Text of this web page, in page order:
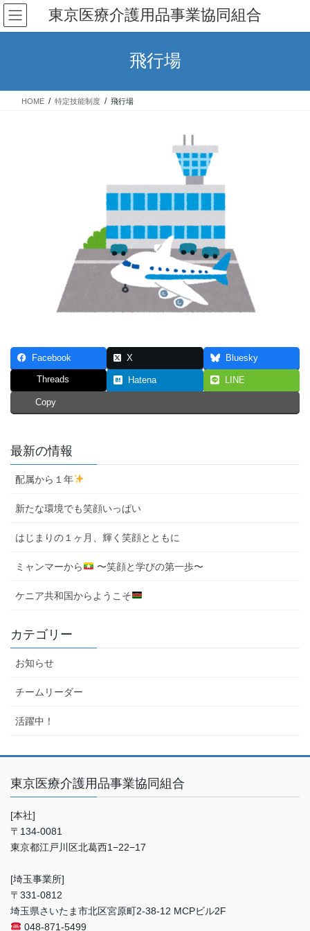
コ
ン
テ
ス
ナ
ビ
ゲ
ン
東京医療介護用品事業協同組合
飛行場
HOME 特定技能制度 飛行場
Facebook X Bluesky
Threads Hatena LINE
Copy
最新の情報
配属から１年
新たな環境でも笑顔いっぱい
はじまりの１ヶ月、輝く笑顔とともに
ミャンマーから 〜笑顔と学びの第一歩〜
ケニア共和国からようこそ
カテゴリー
お知らせ
チームリーダー
活躍中！
東京医療介護用品事業協同組合
[本社]
〒134-0081
東京都江戸川区北葛西1−22−17
[埼玉事業所]
〒331-0812
埼玉県さいたま市北区宮原町2-38-12 MCPビル2F
048-871-5499